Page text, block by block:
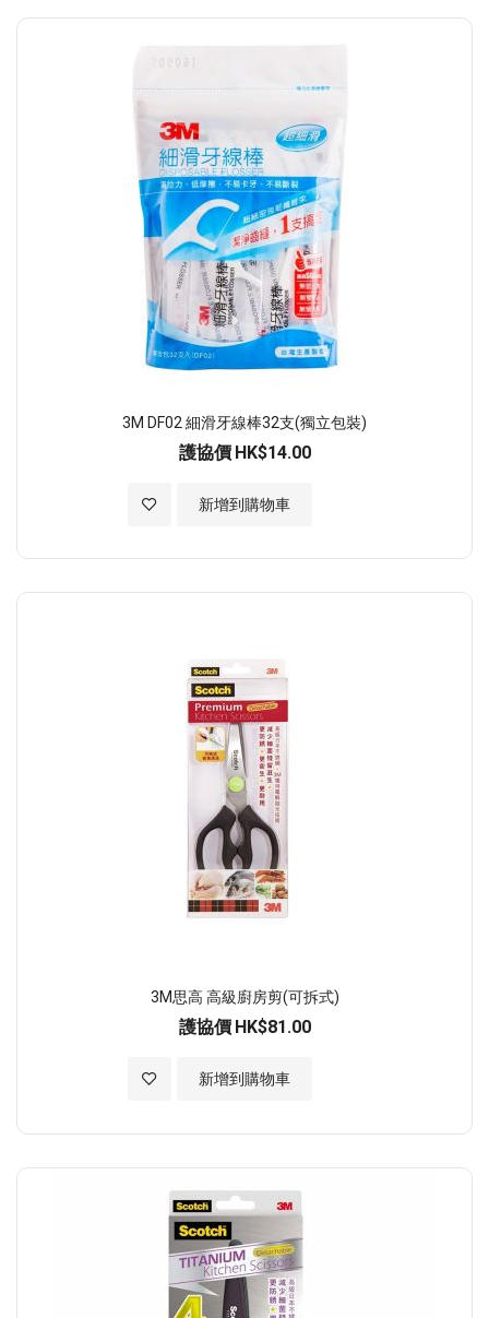
3M DF02 細滑牙線棒32支(獨立包裝)
護協價 HK$14.00
新增到購物車
加入至願望清單
3M思高 高級廚房剪(可拆式)
護協價 HK$81.00
新增到購物車
加入至願望清單